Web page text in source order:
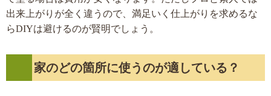
出来上がりが全く違うので、満足いく仕上がりを求めるな
らDIYは避けるのが賢明でしょう。
家のどの箇所に使うのが適している？